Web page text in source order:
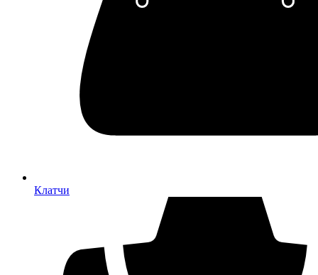
Клатчи